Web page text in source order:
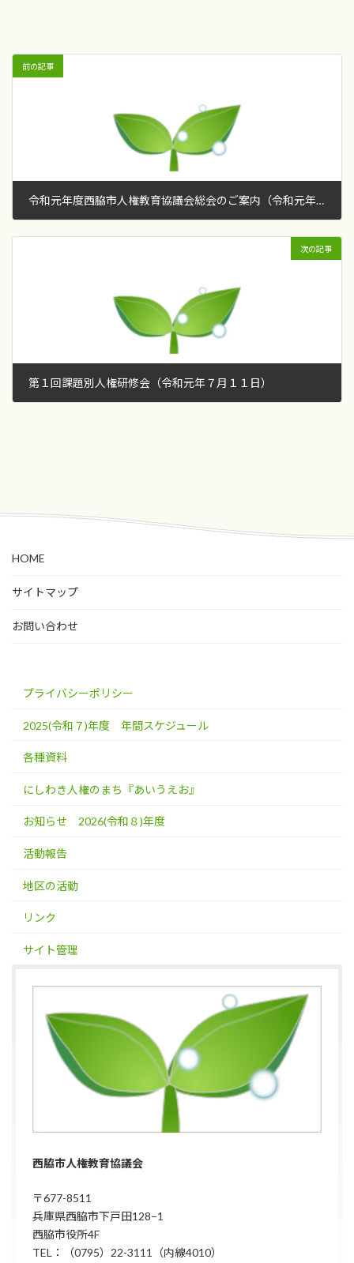
前の記事
令和元年度西脇市人権教育協議会総会のご案内（令和元年5月20日）
次の記事
第１回課題別人権研修会（令和元年７月１１日）
HOME
サイトマップ
お問い合わせ
プライバシーポリシー
2025(令和７)年度 年間スケジュール
各種資料
にしわき人権のまち『あいうえお』
お知らせ 2026(令和８)年度
活動報告
地区の活動
リンク
サイト管理
西脇市人権教育協議会
〒677-8511
兵庫県西脇市下戸田128−1
西脇市役所4F
TEL：（0795）22-3111（内線4010）